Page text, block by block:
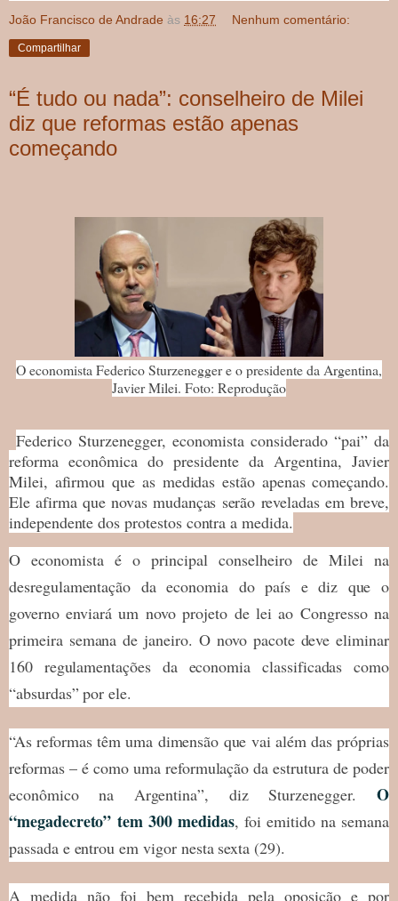
João Francisco de Andrade às 16:27 Nenhum comentário:
Compartilhar
“É tudo ou nada”: conselheiro de Milei
diz que reformas estão apenas
começando
O economista Federico Sturzenegger e o presidente da Argentina,
Javier Milei. Foto: Reprodução
Federico Sturzenegger, economista considerado “pai” da
reforma econômica do presidente da Argentina, Javier
Milei, afirmou que as medidas estão apenas começando.
Ele afirma que novas mudanças serão reveladas em breve,
independente dos protestos contra a medida.
O economista é o principal conselheiro de Milei na
desregulamentação da economia do país e diz que o
governo enviará um novo projeto de lei ao Congresso na
primeira semana de janeiro. O novo pacote deve eliminar
160 regulamentações da economia classificadas como
“absurdas” por ele.
“As reformas têm uma dimensão que vai além das próprias
reformas – é como uma reformulação da estrutura de poder
econômico na Argentina”, diz Sturzenegger.O
“megadecreto” tem 300 medidas, foi emitido na semana
passada e entrou em vigor nesta sexta (29).
A medida não foi bem recebida pela oposição e por